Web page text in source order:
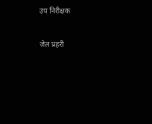
उप निरीक्षक
जेल प्रहरी